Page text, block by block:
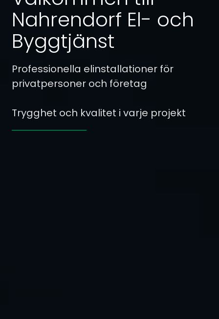
Nahrendorf El- och
Byggtjänst
Professionella elinstallationer för
privatpersoner och företag
Trygghet och kvalitet i varje projekt